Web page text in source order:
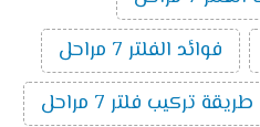
فوائد الفلتر 7 مراحل
طريقة تركيب فلتر 7 مراحل